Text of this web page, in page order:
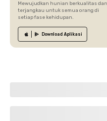
Mewujudkan hunian berkualitas dan
terjangkau untuk semua orang di
setiap fase kehidupan.
Download Aplikasi